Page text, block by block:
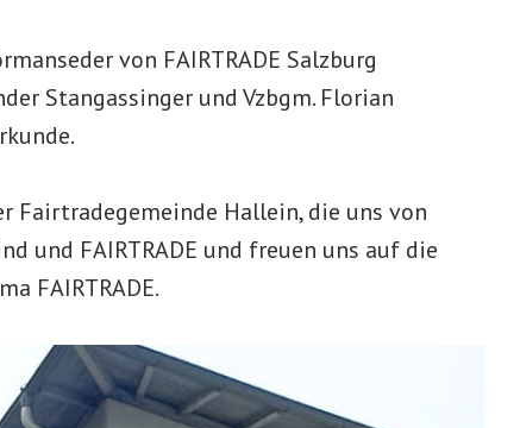
von FAIRTRADE Salzburg
Stangassinger und Vzbgm. Florian
Fairtradegemeinde Hallein, die uns von
und FAIRTRADE und freuen uns auf die
FAIRTRADE.